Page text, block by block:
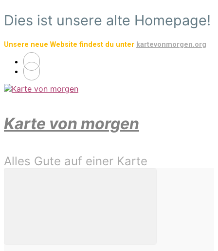
Zum
Hauptinhalt
Dies ist unsere alte Homepage!
Unsere neue Website findest du unter kartevonmorgen.org
Karte von morgen
Alles Gute auf einer Karte